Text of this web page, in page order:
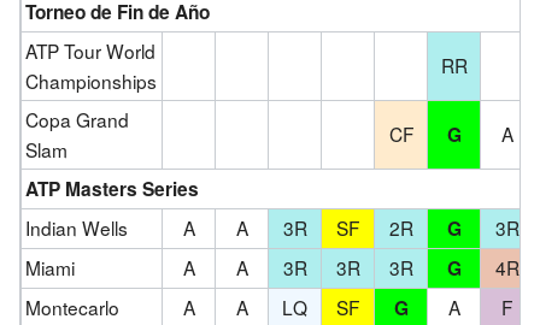
Torneo de Fin de Año
ATP Tour World
Championships
RR
Copa Grand
Slam
CF G A
ATP Masters Series
Indian Wells
A A 3R SF 2R G
3R
Miami
A A 3R 3R 3R G
4R
Montecarlo
A A LQ SF G A
F